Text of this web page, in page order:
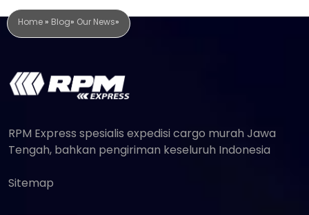
Home» Blog» Our News»
RPM Express spesialis expedisi cargo murah Jawa
Tengah, bahkan pengiriman keseluruh Indonesia
Sitemap